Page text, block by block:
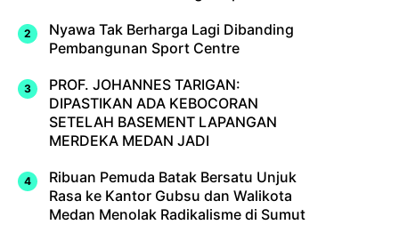
Nyawa Tak Berharga Lagi Dibanding
Pembangunan Sport Centre
PROF. JOHANNES TARIGAN:
DIPASTIKAN ADA KEBOCORAN
SETELAH BASEMENT LAPANGAN
MERDEKA MEDAN JADI
Ribuan Pemuda Batak Bersatu Unjuk
Rasa ke Kantor Gubsu dan Walikota
Medan Menolak Radikalisme di Sumut